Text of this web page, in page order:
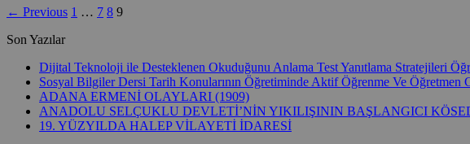
← Previous 1 … 7 8 9
Son Yazılar
Dijital Teknoloji ile Desteklenen Okuduğunu Anlama Test Yanıtlama Stratejileri
Sosyal Bilgiler Dersi Tarih Konularının Öğretiminde Aktif Öğrenme Ve Öğretmen
ADANA ERMENİ OLAYLARI (1909)
ANADOLU SELÇUKLU DEVLETİ’NİN YIKILIŞININ BAŞLANGICI
19. YÜZYILDA HALEP VİLAYETİ İDARESİ